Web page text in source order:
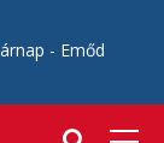
- Emőd